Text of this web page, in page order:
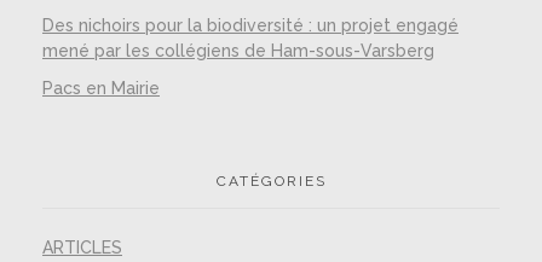
Des nichoirs pour la biodiversité : un projet engagé
mené par les collégiens de Ham-sous-Varsberg
Pacs en Mairie
CATÉGORIES
ARTICLES